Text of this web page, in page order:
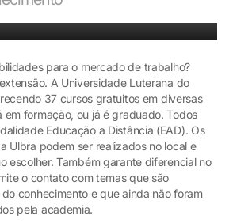
para o mercado de trabalho?
A Universidade Luterana do
37 cursos gratuitos em diversas
em formação, ou já é graduado. Todos
Educação a Distância (EAD). Os
Ulbra podem ser realizados no local e
escolher. Também garante diferencial no
o contato com temas que são
conhecimento e que ainda não foram
pela academia.